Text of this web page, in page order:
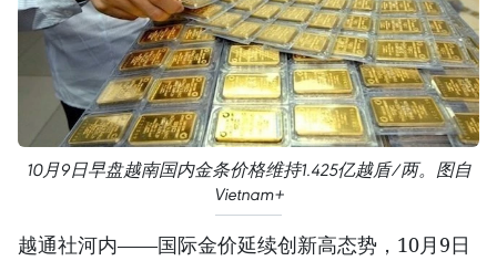
10月9日早盘越南国内金条价格维持1.425亿越盾/两。图自
Vietnam+
越通社河内——国际金价延续创新高态势，10月9日